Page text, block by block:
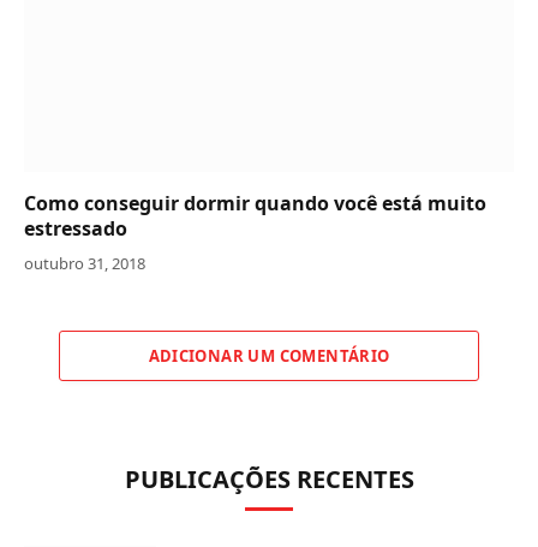
Como conseguir dormir quando você está muito
estressado
outubro 31, 2018
ADICIONAR UM COMENTÁRIO
PUBLICAÇÕES RECENTES